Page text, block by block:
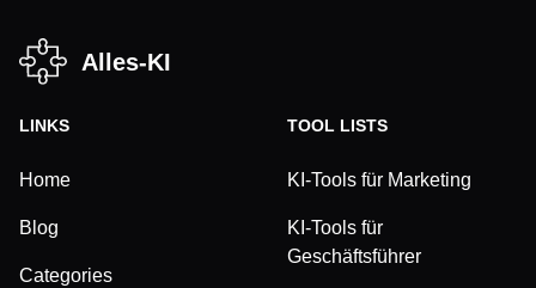
Alles-KI
LINKS
Home
Blog
Categories
TOOL LISTS
KI-Tools für Marketing
KI-Tools für
Geschäftsführer